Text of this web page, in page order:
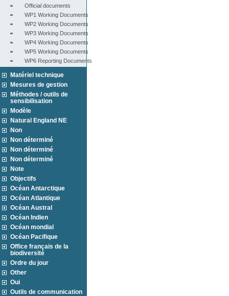
Official documents
WP1 Working Documents
WP2 Working Documents
WP3 Working Documents
WP4 Working Documents
WP5 Working Documents
WP6 Reporting Documents
Matériel technique
Mesures de gestion
Méthodes / outils de
sensibilisation
Modèle
Natural England NE
Non
Non déterminé
Non déterminé
Non déterminé
Note
Objectifs
Océan Antarctique
Océan Atlantique
Océan Austral
Océan Indien
Océan mondial
Océan Pacifique
Office français de la
biodiversité
Ordre du jour
Other
Oui
Outils de communication